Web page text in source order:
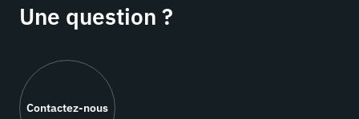
Une question ?
Contactez-nous